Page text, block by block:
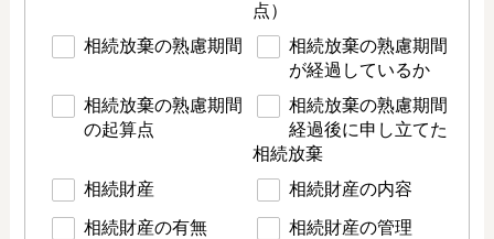
点）
相続放棄の熟慮期間
相続放棄の熟慮期間
が経過しているか
相続放棄の熟慮期間
の起算点
相続放棄の熟慮期間
経過後に申し立てた
相続放棄
相続財産
相続財産の内容
相続財産の有無 相続財産の管理